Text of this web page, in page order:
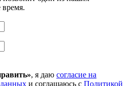
, я даю согласие на
и соглашаюсь с Политикой